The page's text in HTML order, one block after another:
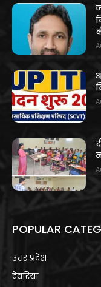
POPULAR
उत्तर प्रदेश
देवरिया